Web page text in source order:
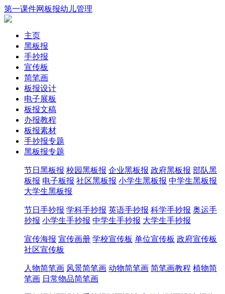
第一课件网板报幼儿管理
主页
黑板报
手抄报
宣传板
简笔画
板报设计
电子展板
板报文稿
办报教程
板报素材
手抄报专题
黑板报专题
节日黑板报 校园黑板报 企业黑板报 政府黑板报 部队黑
板报 电子板报 社区黑板报 小学生黑板报 中学生黑板报
大学生黑板报
节日手抄报 学科手抄报 英语手抄报 科学手抄报 奥运手
抄报 小学生手抄报 中学生手抄报 大学生手抄报
宣传海报 宣传画册 学校宣传板 单位宣传板 政府宣传板
社区宣传板
人物简笔画 风景简笔画 动物简笔画 简笔画教程 植物简
笔画 日常物品简笔画